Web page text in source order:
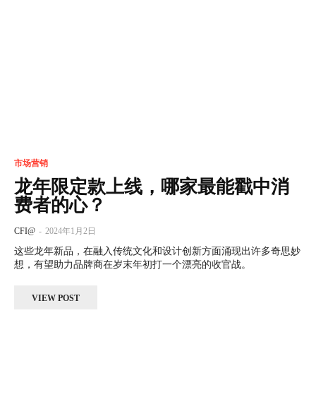
市场营销
龙年限定款上线，哪家最能戳中消
费者的心？
CFI@ - 2024年1月2日
这些龙年新品，在融入传统文化和设计创新方面涌现出许多奇思妙
想，有望助力品牌商在岁末年初打一个漂亮的收官战。
VIEW POST